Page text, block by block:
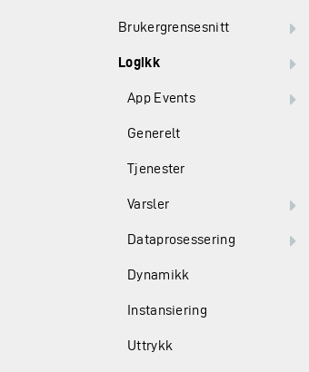
Brukergrensesnitt
Logikk
App Events
Generelt
Tjenester
Varsler
Dataprosessering
Dynamikk
Instansiering
Uttrykk